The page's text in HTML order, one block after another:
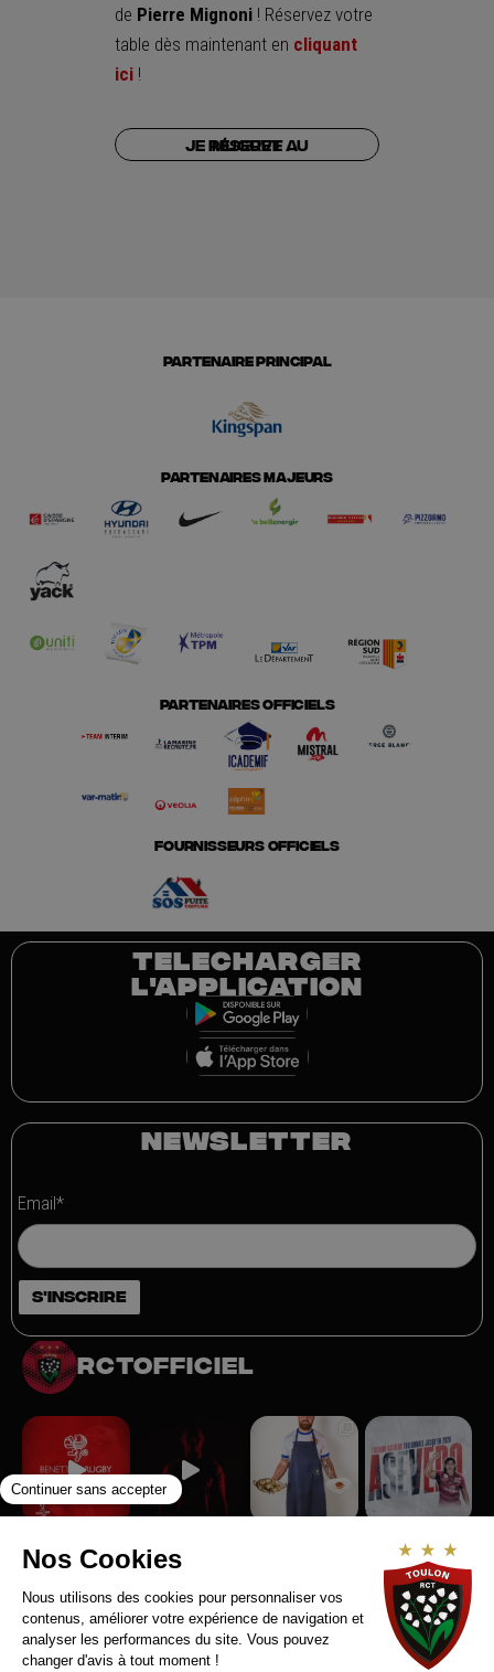
de Pierre Mignoni ! Réservez votre
table dès maintenant en cliquant
ici !
Je réserve au Muguet
PARTENAIRE PRINCIPAL
PARTENAIRES MAJEURS
PARTENAIRES OFFICIELS
FOURNISSEURS OFFICIELS
TELECHARGER
L'APPLICATION
NEWSLETTER
Email*
rctofficiel